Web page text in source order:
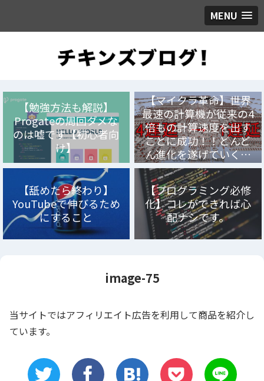
MENU
【勉強方法も解説】
Progateの周回ダメな
のは嘘です【初心者向
け】
【マイクラ革命】世界
最速の計算機が従来の4
倍もの計算速度を出す
ことに成功！！どんど
ん進化を遂げていく…
【舐めたら終わり】
YouTubeで伸びるため
にすること
【プログラミング必修
化】コレができれば心
配ナシです。
image-75
当サイトではアフィリエイト広告を利用して商品を紹介し
ています。